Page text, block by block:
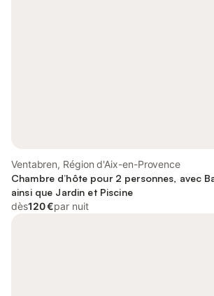
Ventabren, Région d'Aix-en-Provence
Chambre d’hôte pour 2 personnes, avec
ainsi que Jardin et Piscine
dès120 €par nuit